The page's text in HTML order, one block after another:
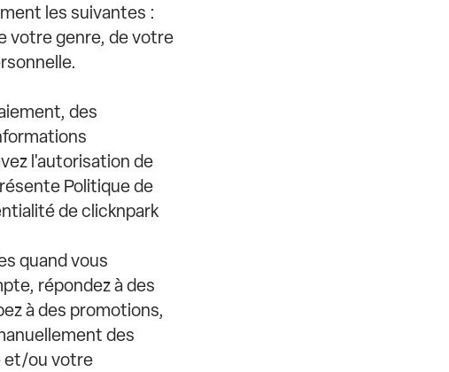
les suivantes :
votre genre, de votre
des
l'autorisation de
Politique de
de clicknpark
quand vous
répondez à des
à des promotions,
des
et/ou votre